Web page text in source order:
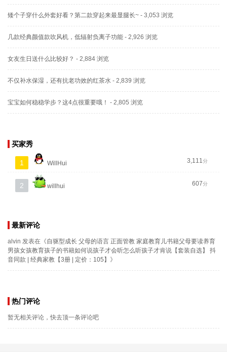
矮个子穿什么外套好看？第二款穿起来最显腿长~ - 3,053 浏览
几款经典颜值款吹风机，低辐射负离子功能 - 2,926 浏览
女友生日送什么比较好？ - 2,884 浏览
不仅补水保湿，还有抗老功效的红茶水 - 2,839 浏览
宝宝如何稳稳学步？这4点很重要哦！ - 2,805 浏览
买家秀
1 WillHui 3,111分
2 willhui 607分
最新评论
alvin 发表在《自驱型成长 父母的语言 正面管教 家庭教育儿书籍父母要读养育
男孩女孩教育孩子的书籍如何说孩子才会听怎么听孩子才肯说【套装自选】 抖
音同款 | 经典家教【3册 | 定价：105】 》
热门评论
暂无相关评论，快去顶一条评论吧